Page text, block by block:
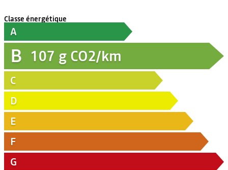
Classe énergétique
A
B 107 g CO2/km
C
D
E
F
G